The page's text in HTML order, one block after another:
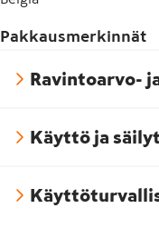
Pakkausmerkinnät
Ravintoarvo-
Käyttö ja